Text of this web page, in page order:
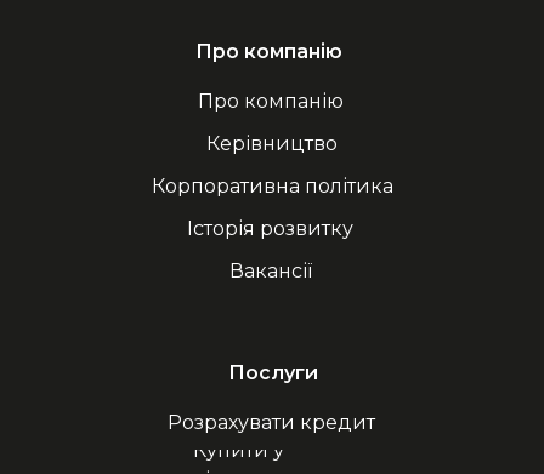
Про компанію
Корпоративна політика
Керівництво
Історія розвитку
Вакансії
Про компанію
Купити у
Послуги
Розрахувати кредит